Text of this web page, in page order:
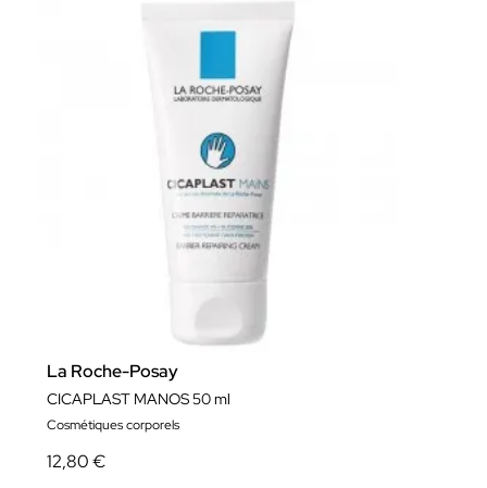
La Roche-Posay
CICAPLAST MANOS 50 ml
Cosmétiques corporels
12,80 €